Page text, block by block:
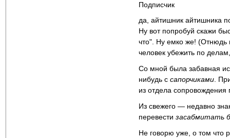
Подписчик
да, айтишник айтишника
Ну вот попробуй скажи
что". Ну емко же! (Отнюдь
человек убежить по
Со мной была забавная
нибудь с сапорчиками .
из отдела
Из свежего — недавно
перевести засабмитать
Не говорю уже, о том что